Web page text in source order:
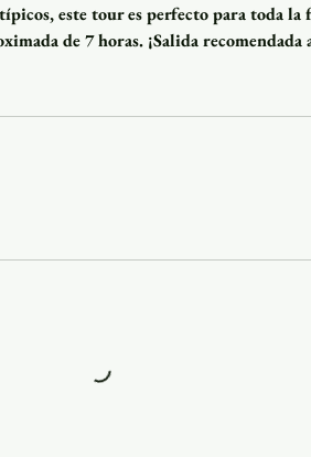
este tour es perfecto para toda
de 7 horas. ¡Salida recomendada